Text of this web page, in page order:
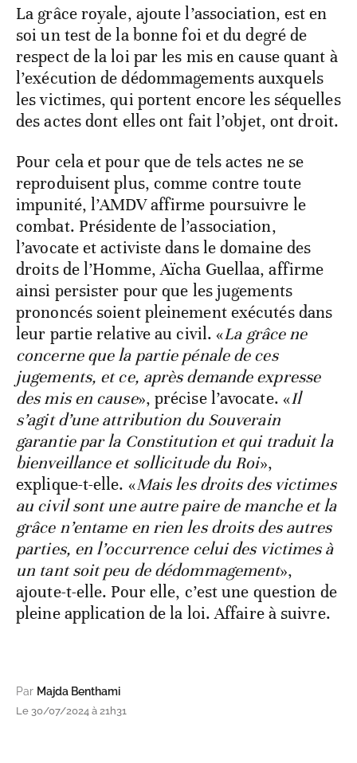
La grâce royale, ajoute l’association, est en
soi un test de la bonne foi et du degré de
respect de la loi par les mis en cause quant à
l’exécution de dédommagements auxquels
les victimes, qui portent encore les séquelles
des actes dont elles ont fait l’objet, ont droit.
Pour cela et pour que de tels actes ne se
reproduisent plus, comme contre toute
impunité, l’AMDV affirme poursuivre le
combat. Présidente de l’association,
l’avocate et activiste dans le domaine des
droits de l’Homme, Aïcha Guellaa, affirme
ainsi persister pour que les jugements
prononcés soient pleinement exécutés dans
leur partie relative au civil. «La grâce ne
concerne que la partie pénale de ces
jugements, et ce, après demande expresse
des mis en cause», précise l’avocate. «Il
s’agit d’une attribution du Souverain
garantie par la Constitution et qui traduit la
bienveillance et sollicitude du Roi»,
explique-t-elle. «Mais les droits des victimes
au civil sont une autre paire de manche et la
grâce n’entame en rien les droits des autres
parties, en l’occurrence celui des victimes à
un tant soit peu de dédommagement»,
ajoute-t-elle. Pour elle, c’est une question de
pleine application de la loi. Affaire à suivre.
Par Majda Benthami
Le 30/07/2024 à 21h31